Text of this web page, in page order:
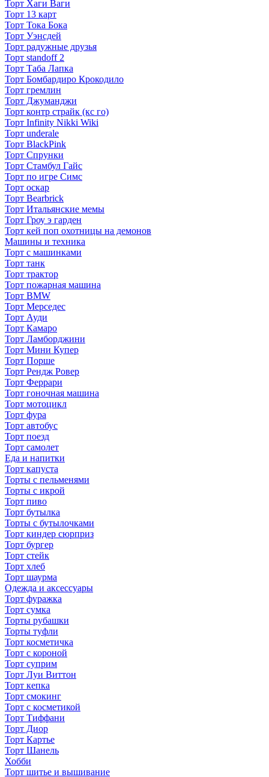
Торт Хаги Ваги
Торт 13 карт
Торт Тока Бока
Торт Уэнсдей
Торт радужные друзья
Торт standoff 2
Торт Таба Лапка
Торт Бомбардиро Крокодило
Торт гремлин
Торт Джуманджи
Торт контр страйк (кс го)
Торт Infinity Nikki Wiki
Торт underale
Торт BlackPink
Торт Спрунки
Торт Стамбул Гайс
Торт по игре Симс
Торт оскар
Торт Bearbrick
Торт Итальянские мемы
Торт Гроу э гарден
Торт кей поп охотницы на демонов
Машины и техника
Торт с машинками
Торт танк
Торт трактор
Торт пожарная машина
Торт BMW
Торт Мерседес
Торт Ауди
Торт Камаро
Торт Ламборджини
Торт Мини Купер
Торт Порше
Торт Рендж Ровер
Торт Феррари
Торт гоночная машина
Торт мотоцикл
Торт фура
Торт автобус
Торт поезд
Торт самолет
Еда и напитки
Торт капуста
Торты с пельменями
Торты с икрой
Торт пиво
Торт бутылка
Торты с бутылочками
Торт киндер сюрприз
Торт бургер
Торт стейк
Торт хлеб
Торт шаурма
Одежда и аксессуары
Торт фуражка
Торт сумка
Торты рубашки
Торты туфли
Торт косметичка
Торт с короной
Торт суприм
Торт Луи Виттон
Торт кепка
Торт смокинг
Торт с косметикой
Торт Тиффани
Торт Диор
Торт Картье
Торт Шанель
Хобби
Торт шитье и вышивание